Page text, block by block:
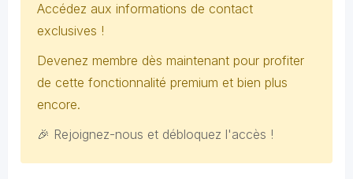
Accédez aux informations de contact
exclusives !
Devenez membre dès maintenant pour profiter
de cette fonctionnalité premium et bien plus
encore.
🎉 Rejoignez-nous et débloquez l'accès !